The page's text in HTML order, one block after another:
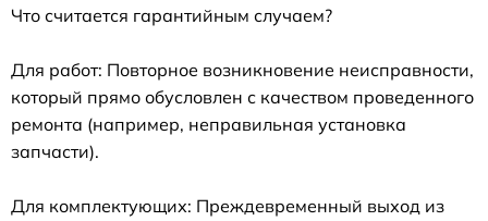
Что считается гарантийным случаем?
Для работ: Повторное возникновение неисправности,
который прямо обусловлен с качеством проведенного
ремонта (например, неправильная установка
запчасти).
Для комплектующих: Преждевременный выход из